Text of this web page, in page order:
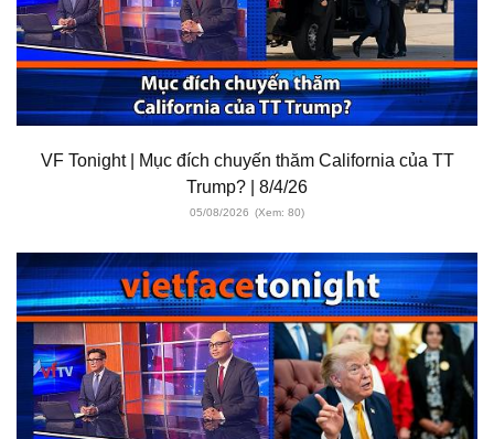
VF Tonight | Mục đích chuyến thăm California của TT
Trump? | 8/4/26
05/08/2026 (Xem: 80)